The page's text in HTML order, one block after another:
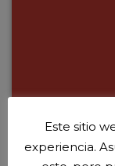
Este sitio
experiencia.